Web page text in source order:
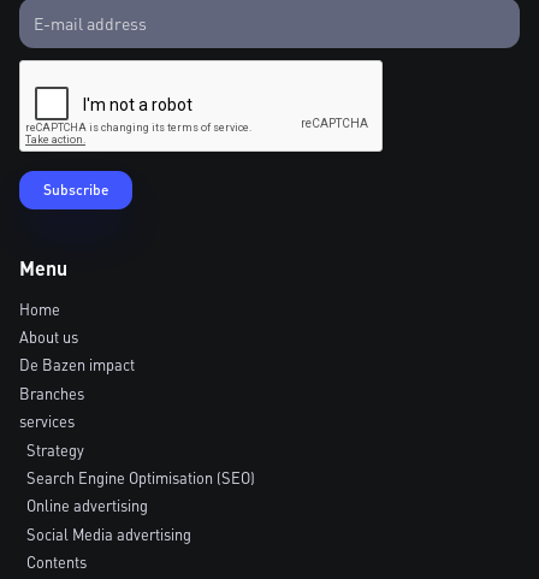
Menu
Home
About us
De Bazen impact
Branches
services
Strategy
Search Engine Optimisation (SEO)
Online advertising
Social Media advertising
Contents